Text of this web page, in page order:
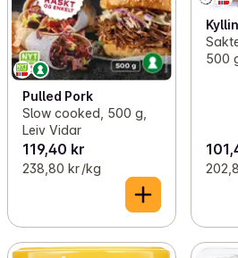
Pulled Pork
Slow cooked, 500 g,
Leiv Vidar
119,40 kr
238,80 kr /kg
500